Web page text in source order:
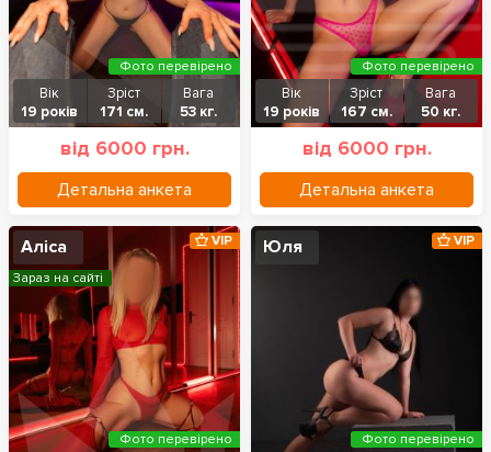
Вік
19 років
Зріст
171 см.
Вага
53 кг.
від 6000 грн.
Детальна анкета
Фото перевірено
Вік
19 років
Зріст
167 см.
Вага
50 кг.
від 6000 грн.
Детальна анкета
Фото перевірено
Аліса VIP
Зараз на сайті
Фото перевірено
Юля VIP
Фото перевірено